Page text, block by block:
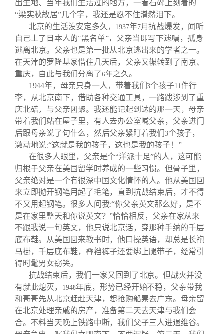
出生地、当年我们生活过的地方，一看石碑上刻着的
“梁实秋故居”几个字，我还是忍不住潸然泪下。
北京的生活没安定多久，
1937年7月抗战爆发，闻听
自己上了日本人的“黑名单”，父亲当即写下遗嘱，孤身
逃离北京。父亲也是第一批从北京逃出来的学者之一。
在天津的罗隆基家借住几天后，父亲又辗转到了南京、
重庆，自此与我们分离了6年之久。
1944年，母亲只身一人，带着我们 3个孩子11件行
李，从北京南下，借助各种交通工具，一路跋涉到了重
庆北碚，与父亲团聚。我还能记起到达的那一天，母亲
带着我们站在屋子里，有人去办公室喊父亲，父亲进门
后跟母亲说了句什么，然后父亲紧盯着我们 3个孩子，
激动地说:“这就是我的孩子，这也是我的孩子！”
在很多人眼里，父亲是个“洋派十足”的人，这可能
归根于父亲在美国留学时养成的一些习惯。但骨子里，
父亲绝对是一个有很深中国文化情怀的人。他从美国回
来立即抛开钢笔用起了毛笔，直到抗战结束后，才不得
不又用起钢笔。很多人问我:“你父亲英文那么好，是不
是在家里整天和你说英文？”恰恰相反，父亲在家从来
不跟我说一句英文，他只说北京话，穿那种手纳的千层
底布鞋。从美国回来教书时，他口操英语，却总是长袍
马褂，千层底布鞋，叠裆裤子还要绑上腿带子，经常引
得时髦男女窃笑。
抗战结束后，我们一家又回到了北京。但战火并没
有就此熄灭，
1948年底，形势已经开始不稳，父亲带我
和哥哥先从北京赶赴天津，想抢购船票去广东。母亲留
在北京处理亲戚的房产，准备第二天去天津与我们会
合。不料当天晚上铁路中断，我们父子三人进退维谷。